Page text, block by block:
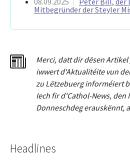
Mitbegründer der Steyler
Merci, dattdir dësen Artikel
iwwert d'Aktualitéite vun
zu Lëtzebuerg informéiert
Iech fir d'Cathol-News, den
Donneschdeg erauskënnt,
Headlines